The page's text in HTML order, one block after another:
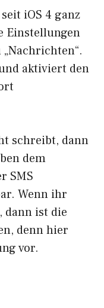
iOS 4 ganz
Einstellungen
aktiviert den
schreibt, dann
dem
SMS
Wenn ihr
dann ist die
denn hier
vor.